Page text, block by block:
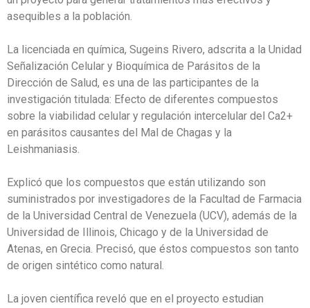
asequibles a la población.
La licenciada en química, Sugeins Rivero, adscrita a la Unidad
Señalización Celular y Bioquímica de Parásitos de la
Dirección de Salud, es una de las participantes de la
investigación titulada: Efecto de diferentes compuestos
sobre la viabilidad celular y regulación intercelular del Ca2+
en parásitos causantes del Mal de Chagas y la
Leishmaniasis.
Explicó que los compuestos que están utilizando son
suministrados por investigadores de la Facultad de Farmacia
de la Universidad Central de Venezuela (UCV), además de la
Universidad de Illinois, Chicago y de la Universidad de
Atenas, en Grecia. Precisó, que éstos compuestos son tanto
de origen sintético como natural.
La joven científica reveló que en el proyecto estudian